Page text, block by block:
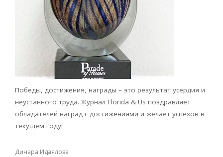
Победы, достижения, награды – это результат усердия и
неустанного труда. Журнал Florida & Us поздравляет
обладателей наград с достижениями и желает успехов в
текущем году!
Динара Идаялова